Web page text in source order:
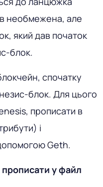
необмежена, але
який дав початок
блок.
спочатку
блок. Для цього
прописати в
і
Geth.
прописати у файл